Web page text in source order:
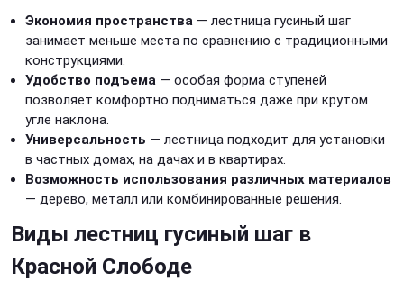
Экономия пространства — лестница гусиный шаг
занимает меньше места по сравнению с традиционными
конструкциями.
Удобство подъема — особая форма ступеней
позволяет комфортно подниматься даже при крутом
угле наклона.
Универсальность — лестница подходит для установки
в частных домах, на дачах и в квартирах.
Возможность использования различных материалов
— дерево, металл или комбинированные решения.
Виды лестниц гусиный шаг в
Красной Слободе